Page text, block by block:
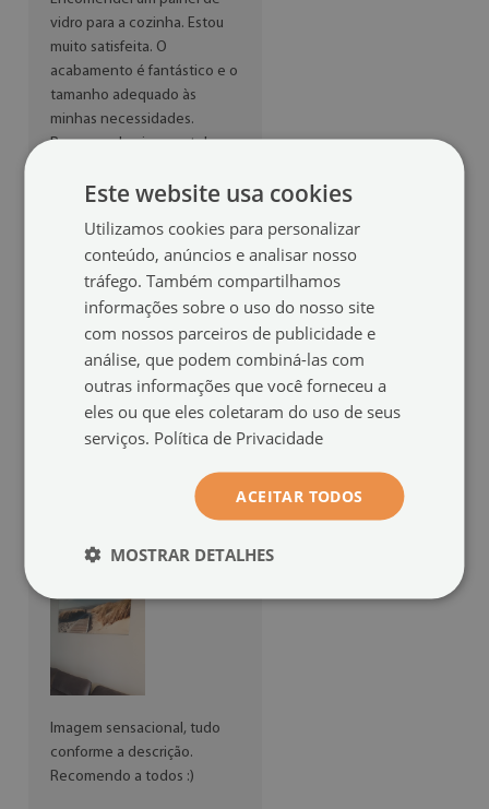
vidro para a cozinha. Estou
muito satisfeita. O
acabamento é fantástico e o
tamanho adequado às
minhas necessidades.
Recomendo vivamente!
Mónica
16:24:14)
Ótimo, bem embalado para
envio e tudo conforme a
descrição. Estou muito
satisfeita e recomendo.
Verónica
Imagem sensacional, tudo
conforme a descrição.
Recomendo a todos :)
Este website usa cookies
Utilizamos cookies para personalizar
conteúdo, anúncios e analisar nosso
tráfego. Também compartilhamos
informações sobre o uso do nosso site
com nossos parceiros de publicidade e
análise, que podem combiná-las com
outras informações que você forneceu a
eles ou que eles coletaram do uso de seus
serviços. Política de Privacidade
ACEITAR TODOS
MOSTRAR DETALHES